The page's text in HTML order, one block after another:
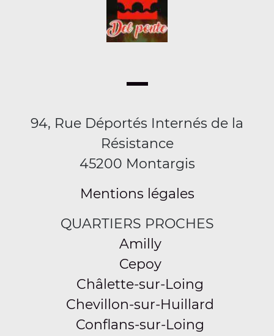
94, Rue Déportés Internés de la
Résistance
45200 Montargis
Mentions légales
QUARTIERS PROCHES
Amilly
Cepoy
Châlette-sur-Loing
Chevillon-sur-Huillard
Conflans-sur-Loing